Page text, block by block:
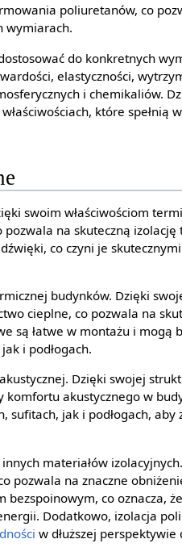
poliuretanów, co
wymiarach.
do konkretnych
elastyczności,
i chemikaliów.
które spełnią
swoim właściwościom
na skuteczną
co czyni je
budynków. Dzięki
cieplne, co pozwala na
są łatwe w montażu i mogą
i podłogach.
Dzięki swojej
akustycznego w
sufitach, jak i podłogach, aby
materiałów
pozwala na znaczne
bezspoinowym, co oznacza,
Dodatkowo, izolacja
w dłuższej perspektywie